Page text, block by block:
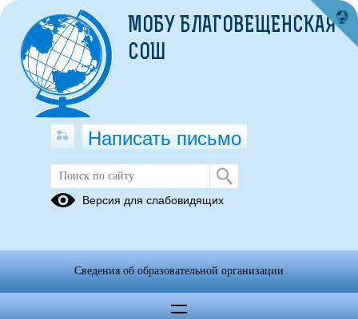
Методические материалы
МОБУ БЛАГОВЕЩЕНСКАЯ
СОШ
Написать письмо
Версия для слабовидящих
Сведения об образовательной организации